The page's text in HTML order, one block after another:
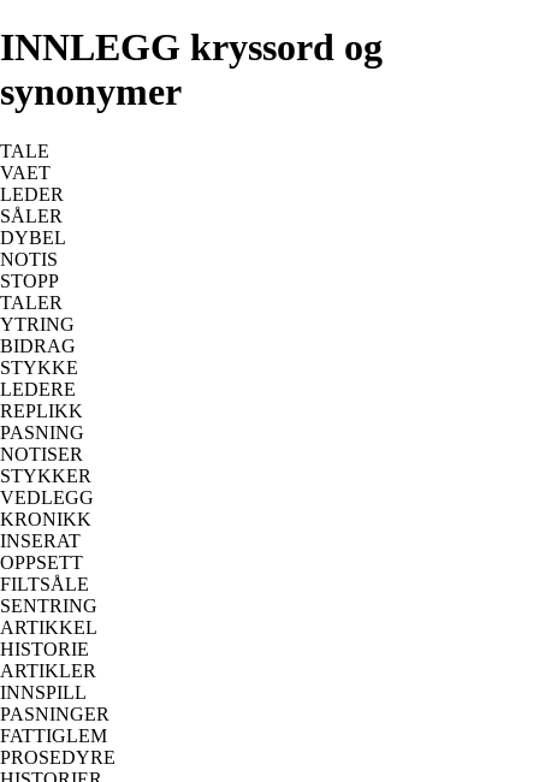
INNLEGG kryssord og
synonymer
TALE
VAET
LEDER
SÅLER
DYBEL
NOTIS
STOPP
TALER
YTRING
BIDRAG
STYKKE
LEDERE
REPLIKK
PASNING
NOTISER
STYKKER
VEDLEGG
KRONIKK
INSERAT
OPPSETT
FILTSÅLE
SENTRING
ARTIKKEL
HISTORIE
ARTIKLER
INNSPILL
PASNINGER
FATTIGLEM
PROSEDYRE